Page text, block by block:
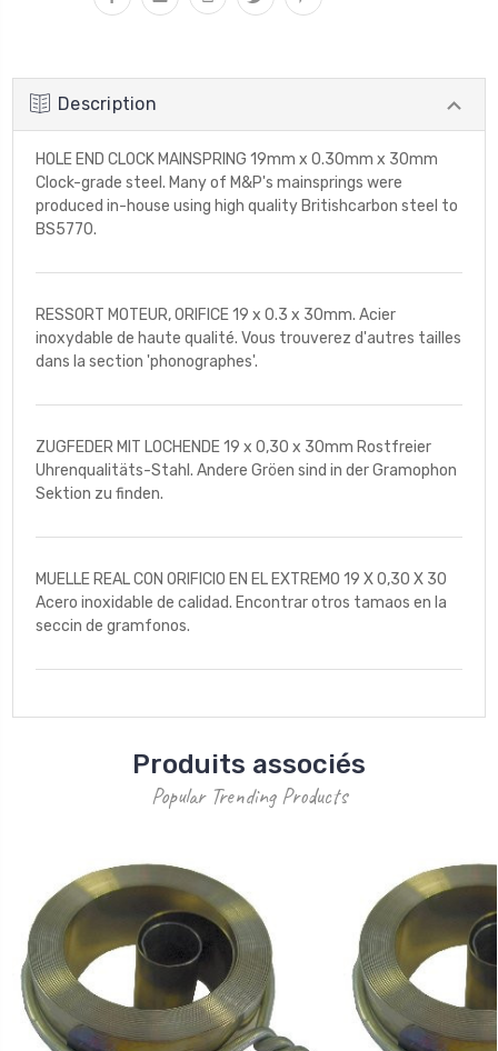
Description
HOLE END CLOCK MAINSPRING 19mm x 0.30mm x 30mm
Clock-grade steel. Many of M&P's mainsprings were
produced in-house using high quality Britishcarbon steel to
BS5770.
RESSORT MOTEUR, ORIFICE 19 x 0.3 x 30mm. Acier
inoxydable de haute qualité. Vous trouverez d'autres tailles
dans la section 'phonographes'.
ZUGFEDER MIT LOCHENDE 19 x 0,30 x 30mm Rostfreier
Uhrenqualitäts-Stahl. Andere Gröen sind in der Gramophon
Sektion zu finden.
MUELLE REAL CON ORIFICIO EN EL EXTREMO 19 X 0,30 X 30
Acero inoxidable de calidad. Encontrar otros tamaos en la
seccin de gramfonos.
Produits associés
Popular Trending Products